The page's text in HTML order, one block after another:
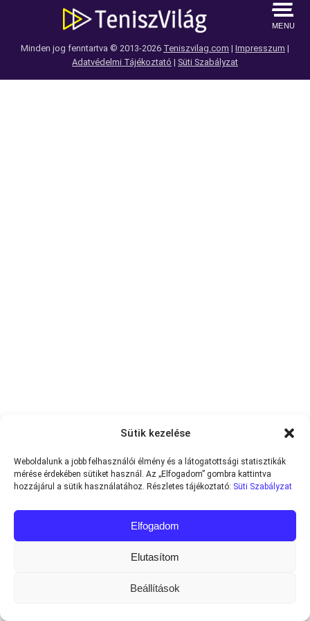
Sütik kezelése
Weboldalunk a jobb felhasználói élmény és a látogatottsági statisztikák
mérése érdekében sütiket használ. Az „Elfogadom” gombra kattintva
hozzájárul a sütik használatához. Részletes tájékoztató: Süti Szabályzat
Elfogadom
Elutasítom
Beállítások
MENU
Minden jog fenntartva © 2013-2026 Teniszvilag.com | Impresszum |
Adatvédelmi Tájékoztató | Süti Szabályzat